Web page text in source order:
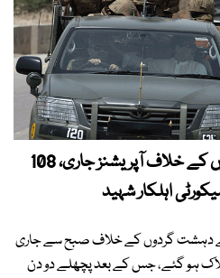
بلوچستان میں دہشت گردوں کے خلاف آپریشنز جاری، 108
کے دہشت گردوں کے خلاف صبح سے جاری
دہشت گرد ہلاک ہو گئے، جس کے بعد پچھلے دو دن